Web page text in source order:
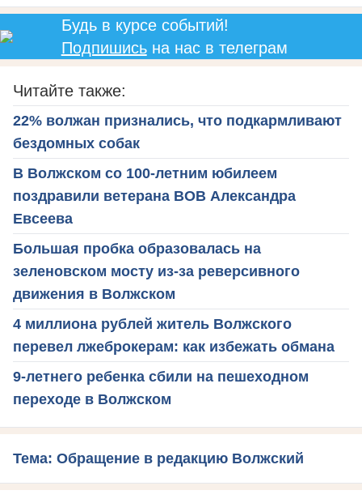
Будь в курсе событий!
Подпишисьна нас в телеграм
Читайте также:
22% волжан признались, что подкармливают
бездомных собак
В Волжском со 100-летним юбилеем
поздравили ветерана ВОВ Александра
Евсеева
Большая пробка образовалась на
зеленовском мосту из-за реверсивного
движения в Волжском
4 миллиона рублей житель Волжского
перевел лжеброкерам: как избежать обмана
9-летнего ребенка сбили на пешеходном
переходе в Волжском
Тема: Обращение в редакцию Волжский